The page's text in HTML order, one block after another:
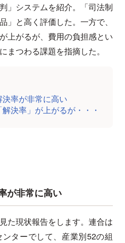
」システムを紹介。「司法制
」と高く評価した。一方で、
上がるが、費用の負担感とい
まつわる課題を指摘した。
率が非常に高い
決率」が上がるが・・・
が非常に高い
た現状報告をします。連合は
ターでして、産業別52の組